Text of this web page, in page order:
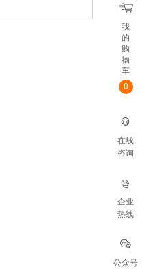
我
的
购
物
车
0
在线
咨询
企业
热线
公众号